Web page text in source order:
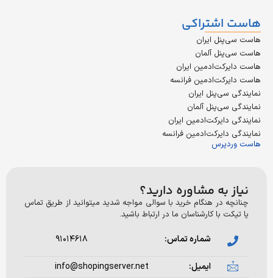
ایران
آلمان
ایران
فرانسه
ایران
سی‌پنل آلمان
دایرکت‌ادمین ایران
دایرکت‌ادمین فرانسه
به مشاوره دارید؟
در هنگام خرید با سوالی مواجه شدید میتوانید از طریق تماس
با کارشناسان ما در ارتباط باشید.
شماره تماس:
ایمیل:
info@shopingserver.net